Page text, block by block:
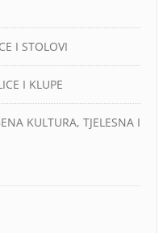
I STOLOVI
I KLUPE
KULTURA, TJELESNA I